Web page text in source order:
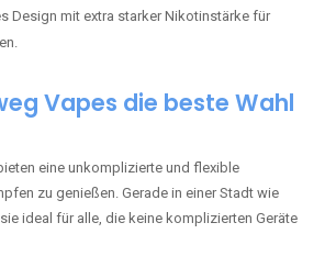
Design mit extra starker Nikotinstärke für
Vapes die beste Wahl
eine unkomplizierte und flexible
zu genießen. Gerade in einer Stadt wie
ideal für alle, die keine komplizierten Geräte